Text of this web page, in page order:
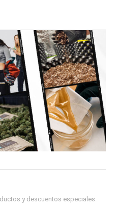
y descuentos especiales.